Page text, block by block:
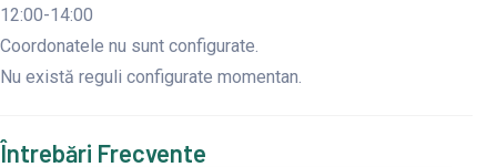
12:00-14:00
Coordonatele nu sunt configurate.
Nu există reguli configurate momentan.
Întrebări Frecvente